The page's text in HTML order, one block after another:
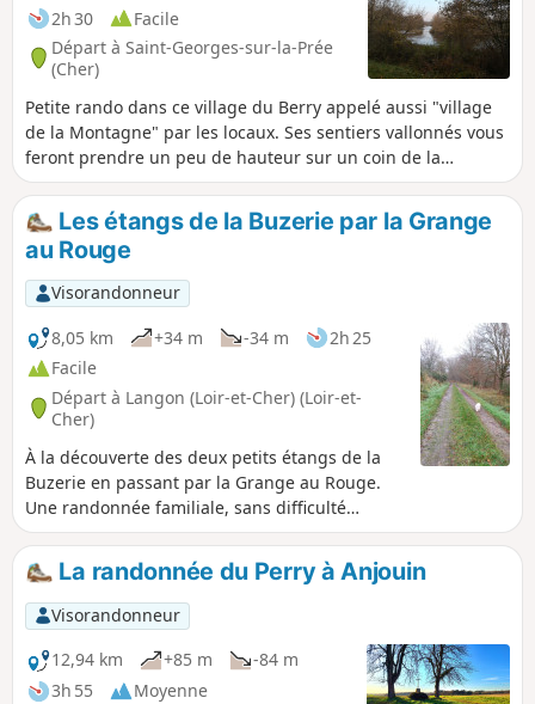
2h 30
Facile
Départ à Saint-Georges-sur-la-Prée
(Cher)
Petite rando dans ce village du Berry appelé aussi "village
de la Montagne" par les locaux. Ses sentiers vallonnés vous
feront prendre un peu de hauteur sur un coin de la
Champagne berrichonne où haies, arbres têtards et
bosquets se mêlent aux parcelles agricoles. Ils vous feront
également descendre en "enfer", en passant par le
"paradis", pour accéder aux rives sauvages du Cher où vous
pourrez observer certains éléments témoignant de l'histoire
du village, le tout avec une ambiance très rurale.
Les étangs de la Buzerie par la Grange
au Rouge
Visorandonneur
8,05 km
+34 m -34 m
2h 25
Facile
Départ à Langon (Loir-et-Cher) (Loir-et-
Cher)
À la découverte des deux petits étangs de la
Buzerie en passant par la Grange au Rouge.
Une randonnée familiale, sans difficulté
particulière, en grande partie en chemin
forestier. Le premier étang est clôturé mais on
peut aisément faire le tour du second. Au
programme, le calme des bois, les chants
d'oiseaux, quelques canards sauvages et, à la
bonne heure, des chevreuils, quelques
chevaux en pâtures, un grand bol d'air !
La randonnée du Perry à Anjouin
Visorandonneur
12,94 km
+85 m
-84 m
3h 55
Moyenne